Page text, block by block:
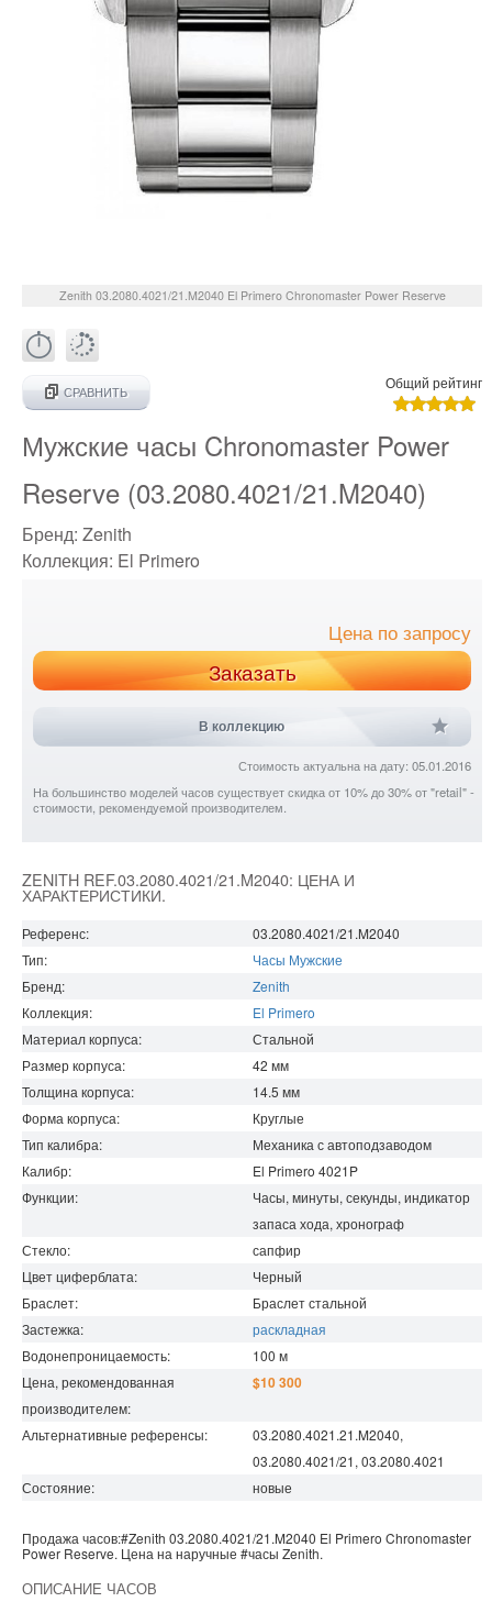
Zenith 03.2080.4021/21.M2040 El Primero Chronomaster Power Reserve
СРАВНИТЬ
Общий рейтинг
Мужские часы Chronomaster Power
Reserve (03.2080.4021/21.M2040)
Бренд: Zenith
Коллекция: El Primero
Цена по запросу
Заказать
В коллекцию
Стоимость актуальна на дату: 05.01.2016
На большинство моделей часов существует скидка от 10% до 30% от "retail" -
стоимости, рекомендуемой производителем.
ZENITH REF.03.2080.4021/21.M2040: ЦЕНА И
ХАРАКТЕРИСТИКИ.
Референс:
03.2080.4021/21.M2040
Тип:
Часы Мужские
Бренд:
Zenith
Коллекция:
El Primero
Материал корпуса:
Стальной
Размер корпуса:
42 мм
Толщина корпуса:
14.5 мм
Форма корпуса:
Круглые
Тип калибра:
Механика с автоподзаводом
Калибр:
El Primero 4021P
Функции:
Часы, минуты, секунды, индикатор
запаса хода, хронограф
Стекло:
сапфир
Цвет циферблата:
Черный
Браслет:
Браслет стальной
Застежка:
раскладная
Водонепроницаемость: 100 м
Цена, рекомендованная
производителем:
$10 300
Альтернативные референсы:
03.2080.4021.21.M2040,
03.2080.4021/21, 03.2080.4021
Состояние:
новые
Продажа часов:#Zenith 03.2080.4021/21.M2040 El Primero Chronomaster
Power Reserve. Цена на наручные #часы Zenith.
ОПИСАНИЕ ЧАСОВ